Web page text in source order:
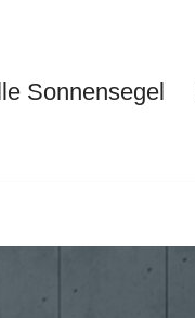
Sonnensegel